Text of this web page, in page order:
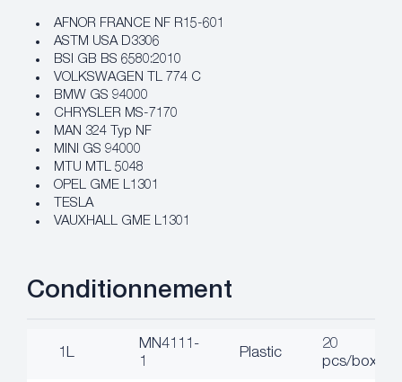
AFNOR FRANCE NF R15-601
ASTM USA D3306
BSI GB BS 6580:2010
VOLKSWAGEN TL 774 C
BMW GS 94000
CHRYSLER MS-7170
MAN 324 Typ NF
MINI GS 94000
MTU MTL 5048
OPEL GME L1301
TESLA
VAUXHALL GME L1301
Conditionnement
1L
MN4111-
1
Plastic
20
pcs/box